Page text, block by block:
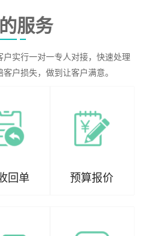
服务
实行一对一专人对接，快速处理
户损失，做到让客户满意。
回单 预算报价